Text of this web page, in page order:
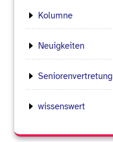
Kolumne
Neuigkeiten
Seniorenvertretung
wissenswert